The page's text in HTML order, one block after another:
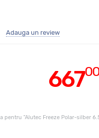
Adauga un review
66700
pentru "Alutec Freeze Polar-silber